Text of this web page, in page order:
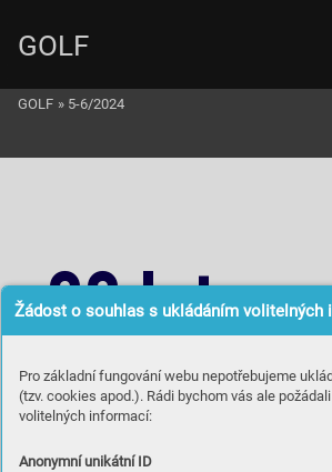
Žádost o souhlas s ukládáním volitelných
Pro základní fungování webu nepotřebujeme
(tzv. cookies apod.). Rádi bychom vás ale
volitelných informací:
Anonymní unikátní ID
33 let
pomáháme
realizov
GOLF
GOLF » 5-6/2024